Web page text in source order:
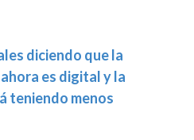
diciendo que la
es digital y la
teniendo menos